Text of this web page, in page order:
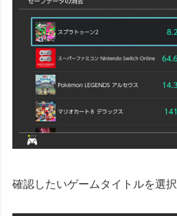
確認したいゲームタイトルを選択